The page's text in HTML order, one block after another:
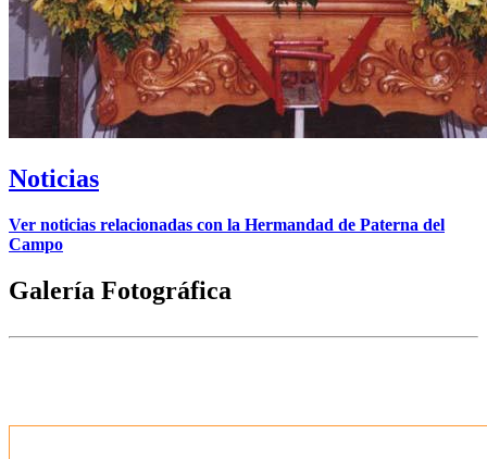
Noticias
Ver noticias relacionadas con la Hermandad de Paterna del
Campo
Galería Fotográfica